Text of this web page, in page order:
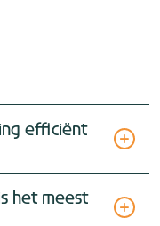
efficiënt
het meest